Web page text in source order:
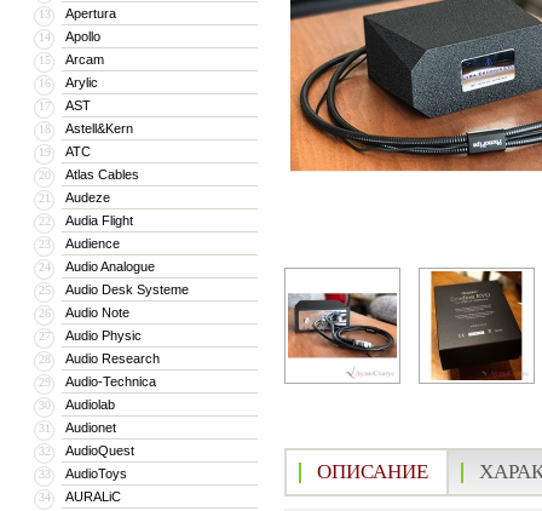
13 Apertura
14 Apollo
15 Arcam
16 Arylic
17 AST
18 Astell&Kern
19 ATC
20 Atlas Cables
21 Audeze
22 Audia Flight
23 Audience
24 Audio Analogue
25 Audio Desk Systeme
26 Audio Note
27 Audio Physic
28 Audio Research
29 Audio-Technica
30 Audiolab
31 Audionet
32 AudioQuest
33 AudioToys
34 AURALiC
ОПИСАНИЕ